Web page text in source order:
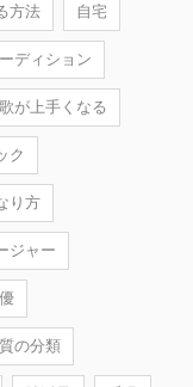
方法 自宅
ディション
歌が上手くなる
ク
り方
ジャー
の分類